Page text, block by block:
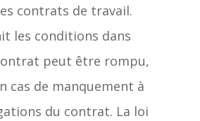
contrats de travail.
les conditions dans
peut être rompu,
cas de manquement à
du contrat. La loi